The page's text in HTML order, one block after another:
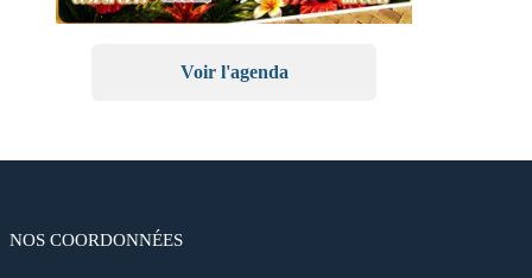
Voir l'agenda
NOS COORDONNÉES